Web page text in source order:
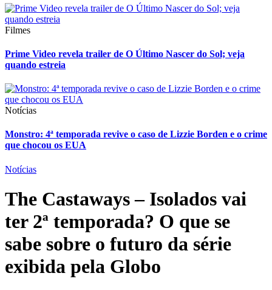
Filmes
Prime Video revela trailer de O Último Nascer do Sol; veja
quando estreia
Notícias
Monstro: 4ª temporada revive o caso de Lizzie Borden e o crime
que chocou os EUA
Notícias
The Castaways – Isolados vai
ter 2ª temporada? O que se
sabe sobre o futuro da série
exibida pela Globo